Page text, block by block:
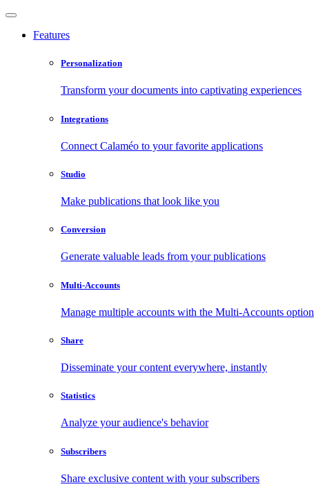
Features
Personalization
Transform your documents into captivating experiences
Integrations
Connect Calaméo to your favorite applications
Studio
Make publications that look like you
Conversion
Generate valuable leads from your publications
Multi-Accounts
Manage multiple accounts with the Multi-Accounts option
Share
Disseminate your content everywhere, instantly
Statistics
Analyze your audience's behavior
Subscribers
Share exclusive content with your subscribers